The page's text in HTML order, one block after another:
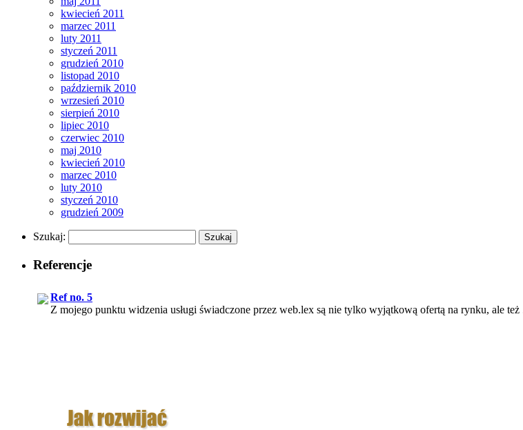
kwiecień 2011
marzec 2011
luty 2011
styczeń 2011
grudzień 2010
listopad 2010
październik 2010
wrzesień 2010
sierpień 2010
lipiec 2010
czerwiec 2010
maj 2010
kwiecień 2010
marzec 2010
luty 2010
styczeń 2010
grudzień 2009
Szukaj:
Referencje
Ref no. 5
Z mojego punktu widzenia usługi świadczone przez web.lex są nie tylko wyjątkową ofertą na rynku, ale też
Korzystanie z usług pana Rafała Chmielewskiego, podążanie za jego wskazówkami ...